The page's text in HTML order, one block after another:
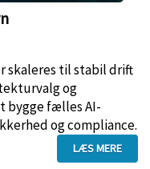
skaleres til stabil drift
og
bygge fælles AI-
og compliance.
LÆS MERE